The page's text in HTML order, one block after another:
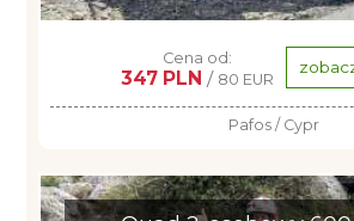
Cena od:
347 PLN / 80 EUR
Pafos / Cypr